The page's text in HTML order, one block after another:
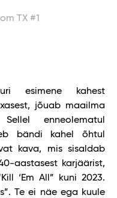
TX #1
esimene kahest
jõuab maailma
enneolematul
bändi kahel õhtul
kava, mis sisaldab
aastasest karjäärist,
‘Em All” kuni 2023.
Te ei näe ega kuule